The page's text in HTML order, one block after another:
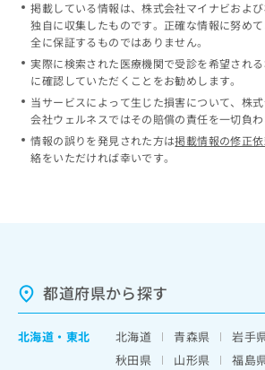
掲載している情報は、株式会社マイナビおよ
独自に収集したものです。正確な情報に努め
全に保証するものではありません。
実際に検索された医療機関で受診を希望され
に確認していただくことをお勧めします。
当サービスによって生じた損害について、株
会社ウェルネスではその賠償の責任を一切負わ
情報の誤りを発見された方は掲載情報の修正
絡をいただければ幸いです。
都道府県から探す
北海道 ・ 東北 北海道 青森県 岩手
秋田県
山形県
福島